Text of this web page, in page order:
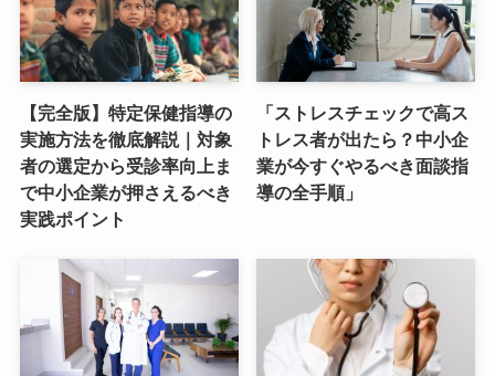
【完全版】特定保健指導の
実施方法を徹底解説｜対象
者の選定から受診率向上ま
で中小企業が押さえるべき
実践ポイント
「ストレスチェックで高ス
トレス者が出たら？中小企
業が今すぐやるべき面談指
導の全手順」